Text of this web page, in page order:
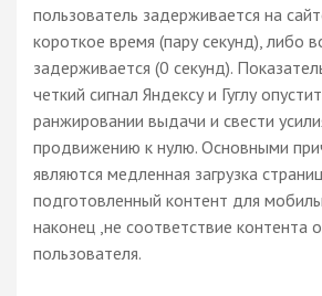
пользователь задерживается на
короткое время (пару секунд), либо
задерживается (0 секунд).
четкий сигнал Яндексу и Гуглу
ранжировании выдачи и свести
продвижению к нулю. Основными
являются медленная загрузка
подготовленный контент для
наконец ,не соответствие контента
пользователя.